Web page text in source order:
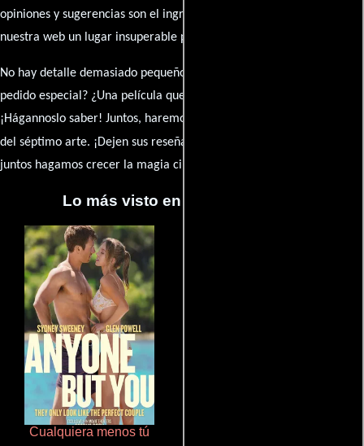
opiniones y sugerencias son el ingrediente secreto que hará de
nuestra web un lugar insuperable para los amantes del celuloide.
No hay detalle demasiado pequeño ni opinión insignificante. ¿Algún
pedido especial? ¿Una película que sueñas con ver reseñada?
¡Hágannoslo saber! Juntos, haremos de esta comunidad el epicentro
del séptimo arte. ¡Dejen sus reseña en la
juntos hagamos crecer la magia cinematográfica!
Lo más visto en Cineyseries.net
Cualquiera menos tú